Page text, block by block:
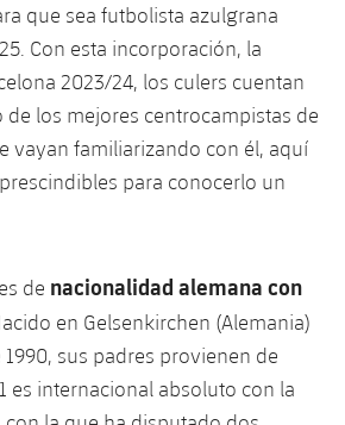
que sea futbolista azulgrana
Con esta incorporación, la
2023/24, los culers cuentan
los mejores centrocampistas de
vayan familiarizando con él, aquí
para conocerlo un
de nacionalidad alemana con
en Gelsenkirchen (Alemania)
sus padres provienen de
es internacional absoluto con la